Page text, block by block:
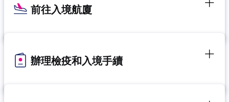
前往入境航廈
辦理檢疫和入境手續